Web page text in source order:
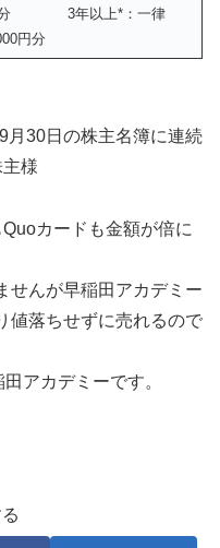
分 3年以上*：一律
円分
月30日の株主名簿に連続
様
カードも金額が倍に
せんが早稲田アカデミー
値落ちせずに売れるので
アカデミーです。